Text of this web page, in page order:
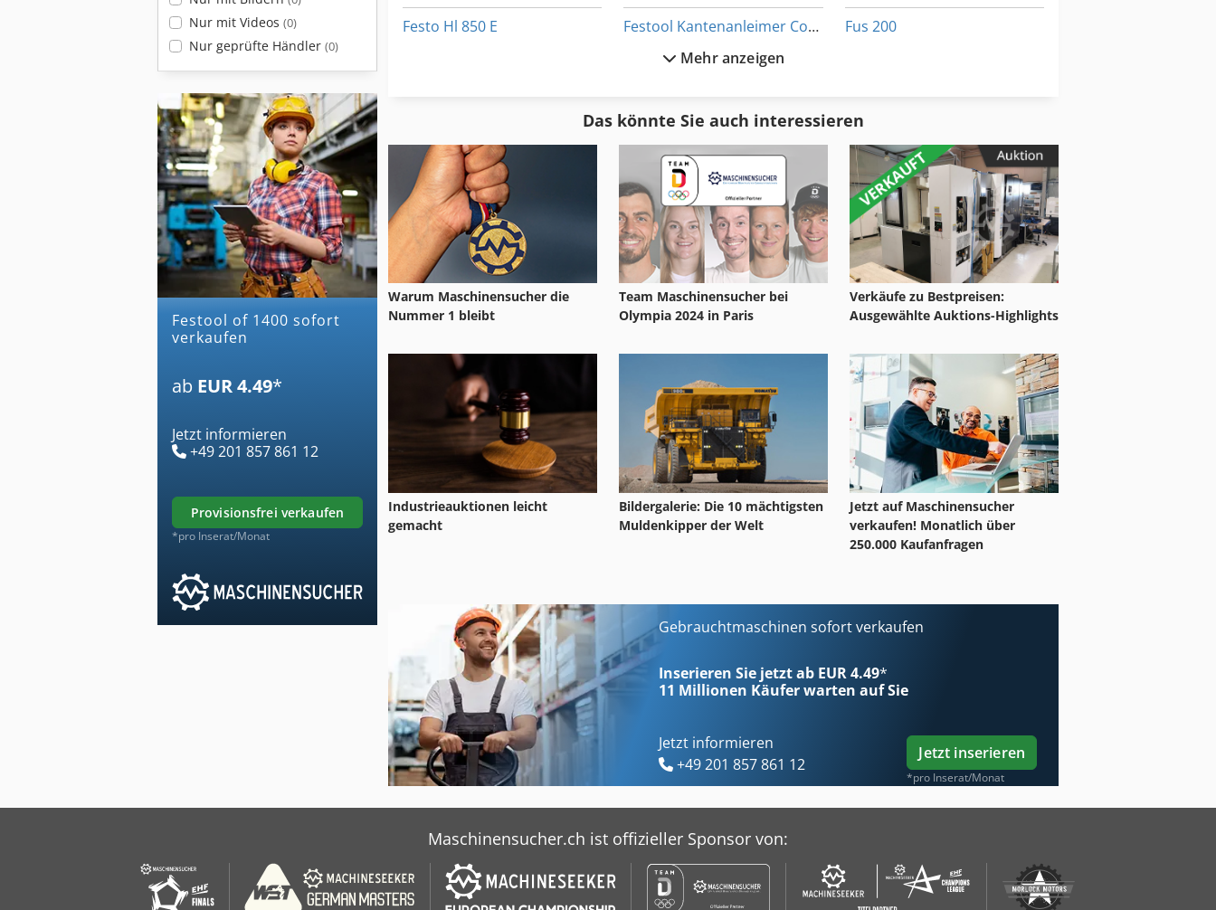
Nur mit Videos (0)
Nur geprüfte Händler (0)
festool of 1400 sofort
verkaufen
ab EUR 4.49*
Jetzt informieren
+49 201 857 861 12
provisionsfrei verkaufen
*pro Inserat/Monat
Festo Hl 850 E
Festool Basis Plus
Festool Kantenanleimer Conturo Ka 65 Set
Festool Kapex Ks 120
Festool Sym 70 E
Fus 200
Mehr anzeigen
Das könnte Sie auch interessieren
Warum Maschinensucher die
Nummer 1 bleibt
Team Maschinensucher bei
Olympia 2024 in Paris
Verkäufe zu Bestpreisen:
Ausgewählte Auktions-Highlights
Industrieauktionen leicht
gemacht
Bildergalerie: Die 10 mächtigsten
Muldenkipper der Welt
Jetzt auf Maschinensucher
verkaufen! Monatlich über
250.000 Kaufanfragen
Gebrauchtmaschinen sofort verkaufen
Inserieren Sie jetzt ab EUR 4.49*
11 Millionen Käufer warten auf Sie
Jetzt informieren
+49 201 857 861 12
Jetzt inserieren
*pro Inserat/Monat
Maschinensucher.ch ist offizieller Sponsor von: